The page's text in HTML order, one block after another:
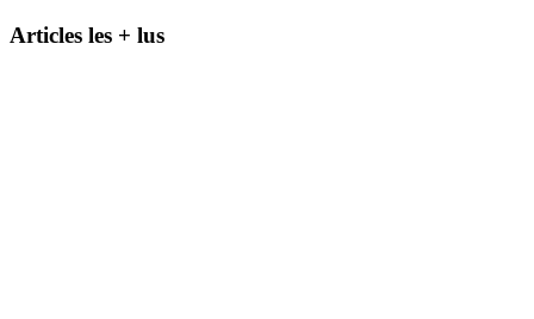
Articles les + lus